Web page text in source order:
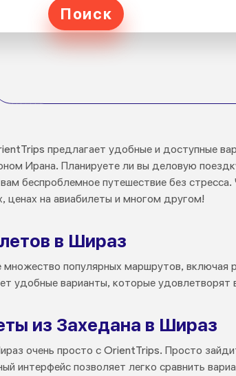
Поиск
предлагает удобные и доступные
Ирана. Планируете ли вы деловую
беспроблемное путешествие без
на авиабилеты и многом другом!
в Шираз
популярных маршрутов, включая
удобные варианты, которые удовлетворят
из Захедана в Шираз
очень просто с OrientTrips. Просто
интерфейс позволяет легко сравнить